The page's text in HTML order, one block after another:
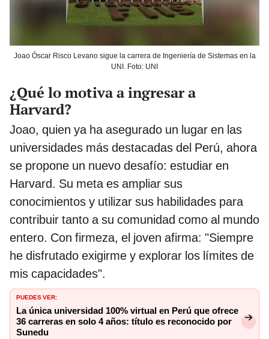
Joao Óscar Risco Levano sigue la carrera de Ingeniería de Sistemas en la
UNI. Foto: UNI
¿Qué lo motiva a ingresar a
Harvard?
Joao, quien ya ha asegurado un lugar en las
universidades más destacadas del Perú, ahora
se propone un nuevo desafío: estudiar en
Harvard. Su meta es ampliar sus
conocimientos y utilizar sus habilidades para
contribuir tanto a su comunidad como al mundo
entero. Con firmeza, el joven afirma: "Siempre
he disfrutado exigirme y explorar los límites de
mis capacidades".
PUEDES VER:
La única universidad 100% virtual en Perú que ofrece
36 carreras en solo 4 años: título es reconocido por
Sunedu